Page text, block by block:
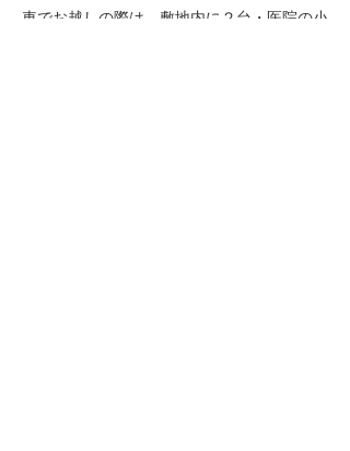
車でお越しの際は、敷地内に２台・医院の小